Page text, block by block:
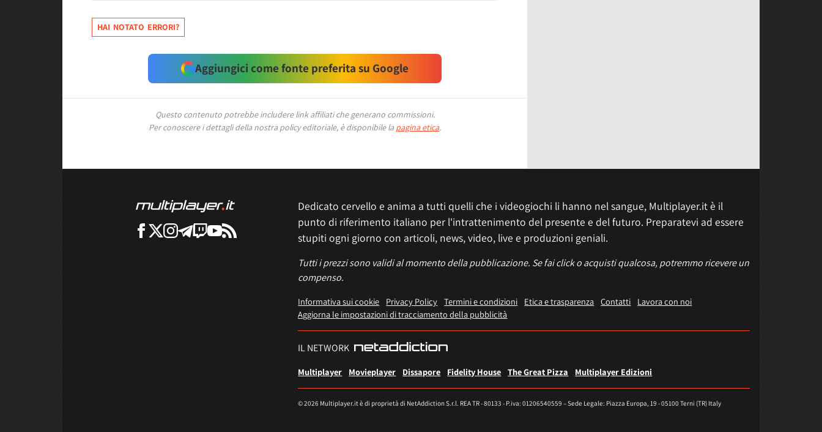
HAI NOTATO ERRORI?
Aggiungici come fonte preferita su Google
Questo contenuto potrebbe includere link affiliati che generano commissioni.
Per conoscere i dettagli della nostra policy editoriale, è disponibile la pagina etica.
Dedicato cervello e anima a tutti quelli che i videogiochi li hanno nel sangue, Multiplayer.it è il
punto di riferimento italiano per l'intrattenimento del presente e del futuro. Preparatevi ad essere
stupiti ogni giorno con articoli, news, video, live e produzioni geniali.
Tutti i prezzi sono validi al momento della pubblicazione. Se fai click o acquisti qualcosa, potremmo ricevere un
compenso.
Informativa sui cookie Privacy Policy Termini e condizioni Etica e trasparenza Contatti
Lavora con noi
Aggiorna le impostazioni di tracciamento della pubblicità
IL NETWORK
Multiplayer Movieplayer Dissapore Fidelity House The Great Pizza Multiplayer Edizioni
© 2026 Multiplayer.it è di proprietà di NetAddiction S.r.l. REA TR - 80133 - P.iva: 01206540559 – Sede Legale: Piazza Europa, 19 - 05100 Terni (TR) Italy